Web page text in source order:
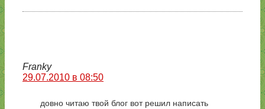
Franky
29.07.2010 в 08:50
довно читаю твой блог вот решил написать